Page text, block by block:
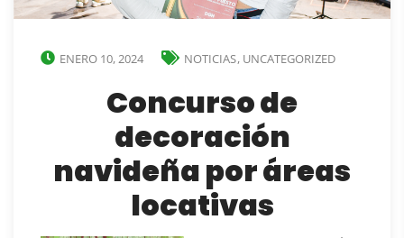
ENERO 10, 2024 NOTICIAS, UNCATEGORIZED
Concurso de
decoración
navideña por áreas
locativas